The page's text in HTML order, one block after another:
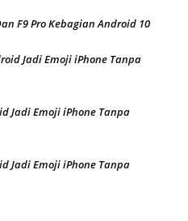
F9 Pro Kebagian Android 10
Jadi Emoji iPhone Tanpa
Jadi Emoji iPhone Tanpa
Jadi Emoji iPhone Tanpa